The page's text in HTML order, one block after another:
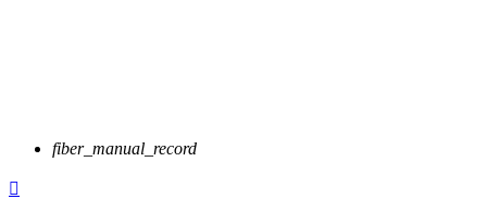
fiber_manual_record
